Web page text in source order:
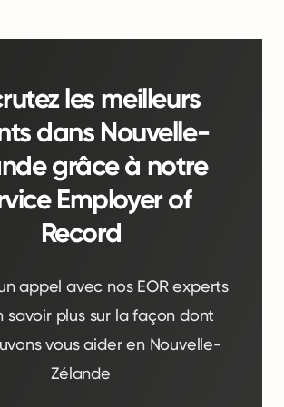
les meilleurs
dans Nouvelle-
grâce à notre
Employer of
Record
appel avec nos EOR experts
savoir plus sur la façon dont
vous aider en Nouvelle-
Zélande